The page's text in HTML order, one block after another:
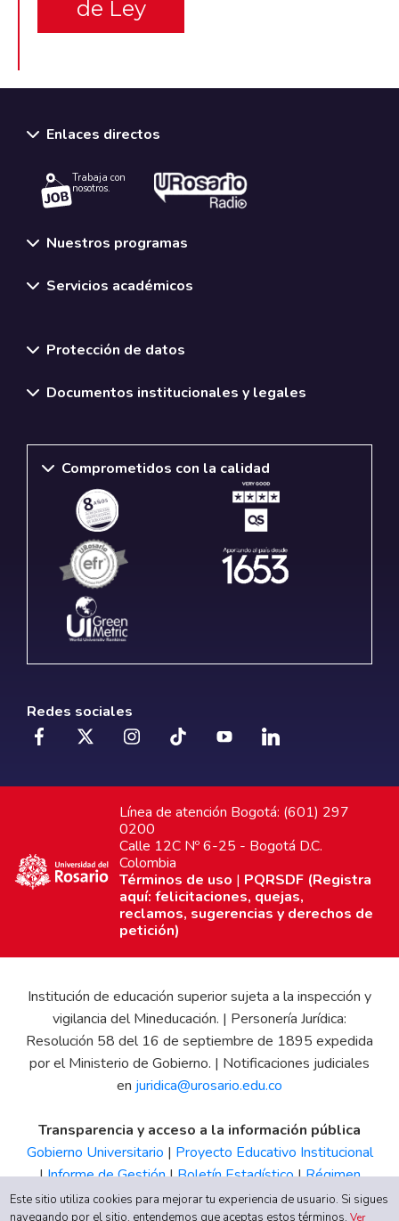
de Ley
Enlaces directos
Trabaja con
nosotros.
Nuestros programas
Servicios académicos
Protección de datos
Documentos institucionales y legales
Comprometidos con la calidad
Redes sociales
Línea de atención Bogotá: (601) 297
0200
Calle 12C Nº 6-25 - Bogotá D.C.
Colombia
Términos de uso | PQRSDF (Registra
aquí: felicitaciones, quejas,
reclamos, sugerencias y derechos de
petición)
Institución de educación superior sujeta a la inspección y
vigilancia del Mineducación. | Personería Jurídica:
Resolución 58 del 16 de septiembre de 1895 expedida
por el Ministerio de Gobierno. | Notificaciones judiciales
en juridica@urosario.edu.co
Transparencia y acceso a la información pública
Gobierno Universitario | Proyecto Educativo Institucional
|Informe de Gestión|Boletín Estadístico|Régimen
Tributario|Estados Financieros |Código de Ética| Canal
Este sitio utiliza cookies para mejorar tu experiencia de usuario. Si sigues
navegando por el sitio, entendemos que aceptas estos términos.Ver